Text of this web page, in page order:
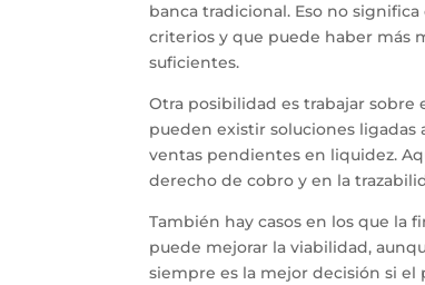
banca tradicional. Eso no
criterios y que puede haber más
suficientes.
Otra posibilidad es trabajar sobre
pueden existir soluciones ligadas
ventas pendientes en liquidez.
derecho de cobro y en la
También hay casos en los que la
puede mejorar la viabilidad,
siempre es la mejor decisión si